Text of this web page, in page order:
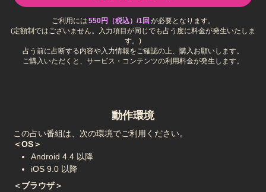
ご利用には 550円（税込）/1回 が必要となります。
(定額制ではございません。入力項目が同じでも占う度に料金が発生いたしま
す。)
占う前に占断する内容や入力情報をご確認の上、購入お願いします。
ご購入いただくと、サービス・コンテンツの利用料金が発生します。
動作環境
この占い番組は、次の環境でご利用ください。
＜OS＞
Android 4.4 以降
iOS 9.0 以降
＜ブラウザ＞